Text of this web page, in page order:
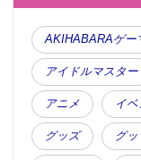
AKIHABARAゲー
アイドルマスター
アニメ イベ
グッズ グ